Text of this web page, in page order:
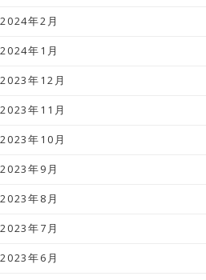
2024年2月
2024年1月
2023年12月
2023年11月
2023年10月
2023年9月
2023年8月
2023年7月
2023年6月